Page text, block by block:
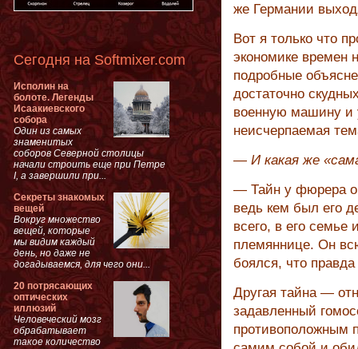
же Германии
Вот я только что
экономике времен
подробные
достаточно
военную машину и
неисчерпаемая
— И какая же
— Тайн у фюрера
ведь кем был его
всего, в его семье
племяннице. Он
боялся, что
Другая тайна —
задавленный
противоположным
Сегодня на Softmixer.com
Исполин на
болоте. Легенды
Исаакиевского
собора
Один из самых
знаменитых
соборов Северной столицы
начали строить еще при Петре
I, а завершили при...
Секреты знакомых
вещей
Вокруг множество
вещей, которые
мы видим каждый
день, но даже не
догадываемся, для чего они...
20 потрясающих
оптических
иллюзий
Человеческий мозг
обрабатывает
такое количество